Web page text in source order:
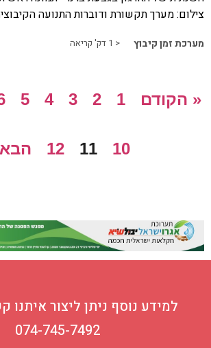
צילום: מערך תקשורת ודוברות התנועה
מערכת זמן קיבוץ < 1 דק' קריאה
« הקודם 1
2
3
4
5
10
11
12
למידע נוסף ניתן ליצור איתנו
074-745-7492